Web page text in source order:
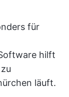
für
hilft
läuft.